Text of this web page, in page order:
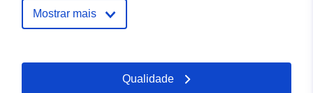
Registo do
Acrescentado à data.europa.eu:
02 May 2026
Mostrar mais
Qualidade